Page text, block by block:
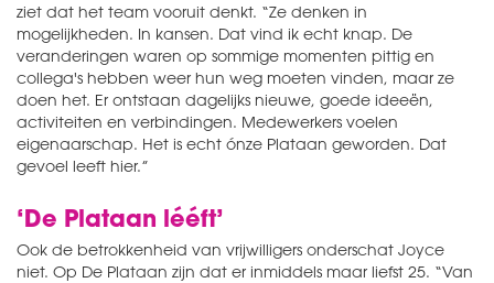
ziet dat het team vooruit denkt. “Ze denken in
mogelijkheden. In kansen. Dat vind ik echt knap. De
veranderingen waren op sommige momenten pittig en
collega's hebben weer hun weg moeten vinden, maar ze
doen het. Er ontstaan dagelijks nieuwe, goede ideeën,
activiteiten en verbindingen. Medewerkers voelen
eigenaarschap. Het is echt ónze Plataan geworden. Dat
gevoel leeft hier.”
‘De Plataan lééft’
Ook de betrokkenheid van vrijwilligers onderschat Joyce
niet. Op De Plataan zijn dat er inmiddels maar liefst 25. “Van